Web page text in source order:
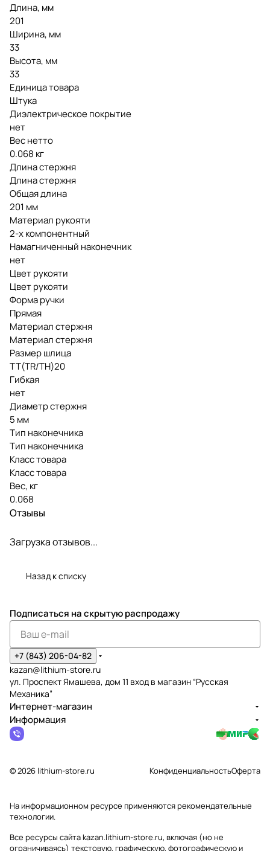
Длина, мм
201
Ширина, мм
33
Высота, мм
33
Единица товара
Штука
Диэлектрическое покрытие
нет
Вес нетто
0.068 кг
Длина стержня
Длина стержня
Общая длина
201 мм
Материал рукояти
2-х компонентный
Намагниченный наконечник
нет
Цвет рукояти
Цвет рукояти
Форма ручки
Прямая
Материал стержня
Материал стержня
Размер шлица
ТТ(TR/TH)20
Гибкая
нет
Диаметр стержня
5 мм
Тип наконечника
Тип наконечника
Класс товара
Класс товара
Вес, кг
0.068
Отзывы
Загрузка отзывов...
Назад к списку
Подписаться на скрытую распродажу
+7 (843) 206-04-82
kazan@lithium-store.ru
ул. Проспект Ямашева, дом 11 вход в магазин “Русская
Механика”
Интернет-магазин
Информация
© 2026 lithium-store.ru КонфиденциальностьОферта
На информационном ресурсе применяютсярекомендательные
технологии.
Все ресурсы сайта kazan.lithium-store.ru, включая (но не
ограничиваясь) текстовую, графическую, фотографическую и